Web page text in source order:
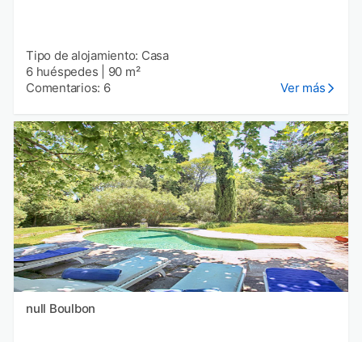
Tipo de alojamiento: Casa
6 huéspedes
90 m²
Comentarios: 6
Ver más
null Boulbon